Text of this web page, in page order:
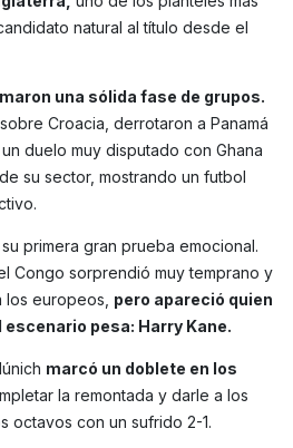
natural al título desde el
una sólida fase de grupos.
Croacia, derrotaron a Panamá
duelo muy disputado con Ghana
su sector, mostrando un futbol
primera gran prueba emocional.
Congo sorprendió muy temprano y
los europeos, pero apareció quien
pesa: Harry Kane.
marcó un doblete en los
la remontada y darle a los
octavos con un sufrido 2-1.